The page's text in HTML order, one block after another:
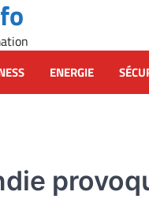
ENERGIE